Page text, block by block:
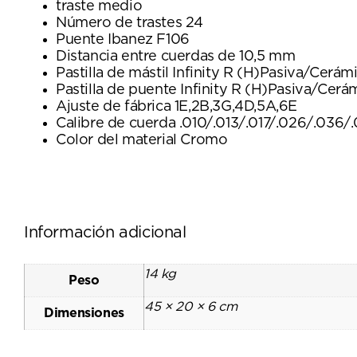
traste medio
Número de trastes 24
Puente Ibanez F106
Distancia entre cuerdas de 10,5 mm
Pastilla de mástil Infinity R (H)Pasiva/
Pastilla de puente Infinity R (H)Pasiva/
Ajuste de fábrica 1E,2B,3G,4D,5A,6E
Calibre de cuerda .010/.013/.017/.026/.036/
Color del material Cromo
Información adicional
Peso 14 kg
Dimensiones 45 × 20 × 6 cm